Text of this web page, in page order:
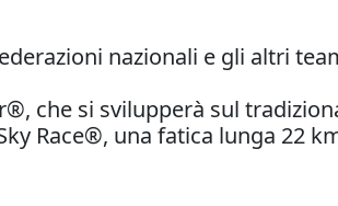
nazionali e gli altri
che si svilupperà sul
Race®, una fatica lunga 22